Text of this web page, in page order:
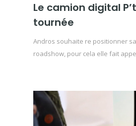
Le camion digital
tournée
Andros souhaite re positionner
roadshow, pour cela elle fait